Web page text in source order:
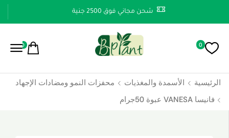
شحن مجاني فوق 2500 جنية
0
0
الرئيسية الأسمدة والمغذيات
محفزات النمو ومضادات الإجهاد
فانيسا VANESA عبوة 50جرام